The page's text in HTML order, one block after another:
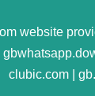
website
clubic.com |